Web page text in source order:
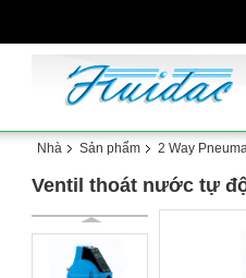
Nhà Sản phẩm 2 Way
Ventil thoát nước tự